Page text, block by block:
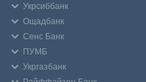
Укрсиббанк
Ощадбанк
Сенс Банк
ПУМБ
Укргазбанк